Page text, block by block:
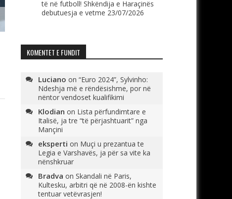
të në futboll! Shkëndija e Haraçinës
debutuesja e vetme 23/07/2026
KOMENTET E FUNDIT
Luciano on “Euro 2024”, Sylvinho:
Ndeshja më e rëndësishme, por në
nëntor vendoset kualifikimi
Klodian on Lista përfundimtare e
Italisë, ja tre “të përjashtuarit” nga
Mançini
eksperti on Muçi u prezantua te
Legia e Varshavës, ja për sa vite ka
nënshkruar
Bradva on Skandali në Paris,
Kultesku, arbitri që në 2008-ën kishte
tentuar vetëvrasjen!